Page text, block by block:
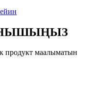
продукт маалыматын